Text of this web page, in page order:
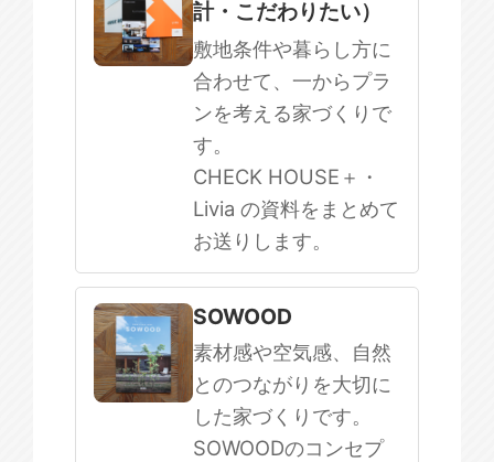
計・こだわりたい）
敷地条件や暮らし方に
合わせて、一からプラ
ンを考える家づくりで
す。
CHECK HOUSE＋・
Livia の資料をまとめて
お送りします。
SOWOOD
素材感や空気感、自然
とのつながりを大切に
した家づくりです。
SOWOODのコンセプ